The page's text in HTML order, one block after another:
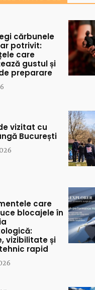
cărbunele
potrivit:
care
gustul și
preparare
vizitat cu
București
care
blocajele în
vizibilitate și
rapid